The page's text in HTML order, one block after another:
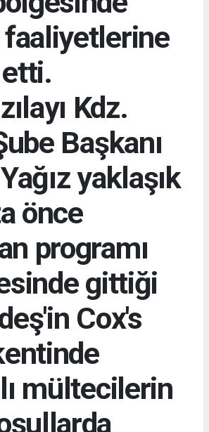
faaliyetlerine
Kdz.
Başkanı
yaklaşık
önce
programı
gittiği
Cox's
mültecilerin